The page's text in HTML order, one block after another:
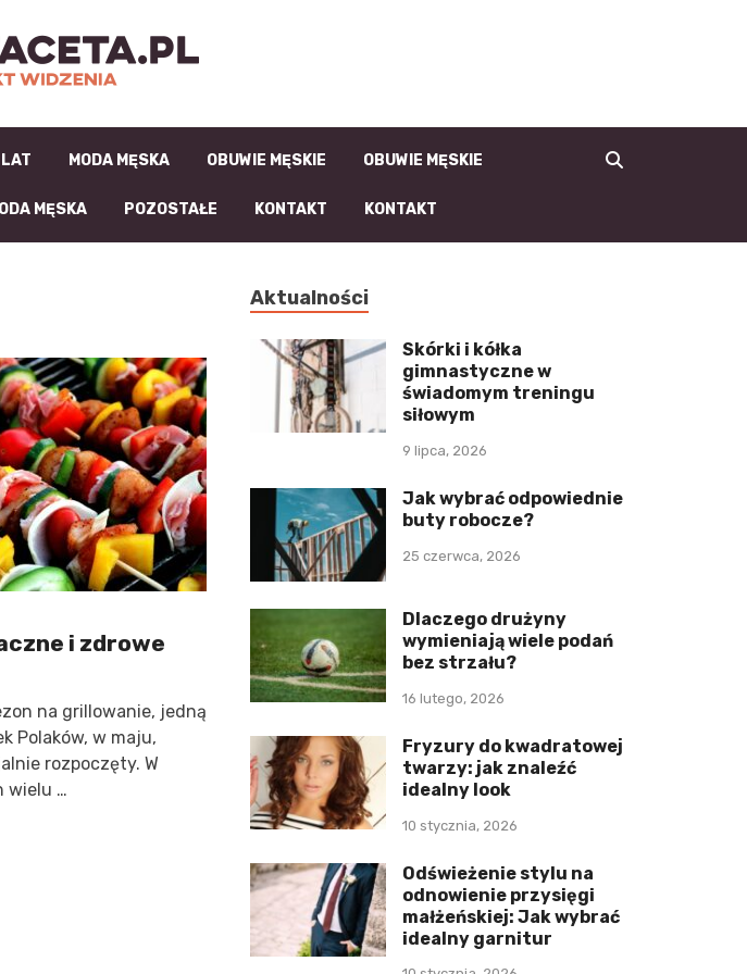
blog, moda męska i
męski styl
MODA MĘSKA OBUWIE MĘSKIE OBUWIE MĘSKIE
MĘSKA POZOSTAŁE KONTAKT KONTAKT
i zdrowe
na grillowanie, jedną
Polaków, w maju,
rozpoczęty. W
wielu …
Aktualności
Skórki i kółka
gimnastyczne w
świadomym treningu
siłowym
9 lipca, 2026
Jak wybrać odpowiednie
buty robocze?
25 czerwca, 2026
Dlaczego drużyny
wymieniają wiele podań
bez strzału?
16 lutego, 2026
Fryzury do kwadratowej
twarzy: jak znaleźć
idealny look
10 stycznia, 2026
Odświeżenie stylu na
odnowienie przysięgi
małżeńskiej: Jak wybrać
idealny garnitur